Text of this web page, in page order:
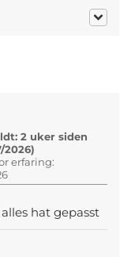
2 uker siden
2026)
erfaring:
hat gepasst